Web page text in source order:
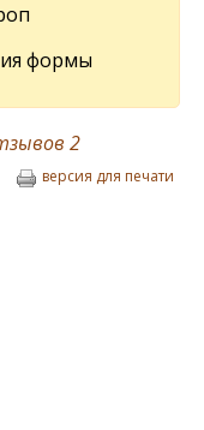
формы
2
версия для печати